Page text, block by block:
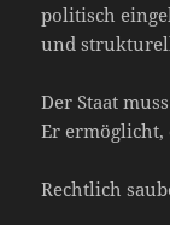
politisch
und
Der Staat
Er
Rechtlich